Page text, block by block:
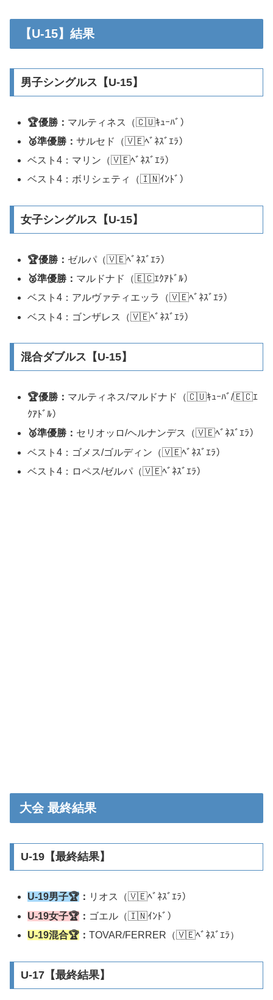
【U-15】結果
男子シングルス【U-15】
🏆優勝： マルティネス（🇨🇺ｷｭｰﾊﾞ）
🥈準優勝：サルセド（🇻🇪ﾍﾞﾈｽﾞｴﾗ）
ベスト4：マリン（🇻🇪ﾍﾞﾈｽﾞｴﾗ）
ベスト4：ボリシェティ（🇮🇳ｲﾝﾄﾞ）
女子シングルス【U-15】
🏆優勝： ゼルパ（🇻🇪ﾍﾞﾈｽﾞｴﾗ）
🥈準優勝： マルドナド（🇪🇨ｴｸｱﾄﾞﾙ）
ベスト4：アルヴァティエッラ（🇻🇪ﾍﾞﾈｽﾞｴﾗ）
ベスト4：ゴンザレス（🇻🇪ﾍﾞﾈｽﾞｴﾗ）
混合ダブルス【U-15】
🏆優勝： マルティネス/マルドナド（🇨🇺ｷｭｰﾊﾞ/🇪🇨ｴ
ｸｱﾄﾞﾙ）
🥈準優勝： セリオッロ/ヘルナンデス（🇻🇪ﾍﾞﾈｽﾞｴﾗ）
ベスト4：ゴメス/ゴルディン（🇻🇪ﾍﾞﾈｽﾞｴﾗ）
ベスト4：ロペス/ゼルパ（🇻🇪ﾍﾞﾈｽﾞｴﾗ）
大会 最終結果
U-19【最終結果】
U-19男子🏆 ： リオス（🇻🇪ﾍﾞﾈｽﾞｴﾗ）
U-19女子🏆 ： ゴエル（🇮🇳ｲﾝﾄﾞ）
U-19混合🏆 ：TOVAR/FERRER（🇻🇪ﾍﾞﾈｽﾞｴﾗ）
U-17【最終結果】